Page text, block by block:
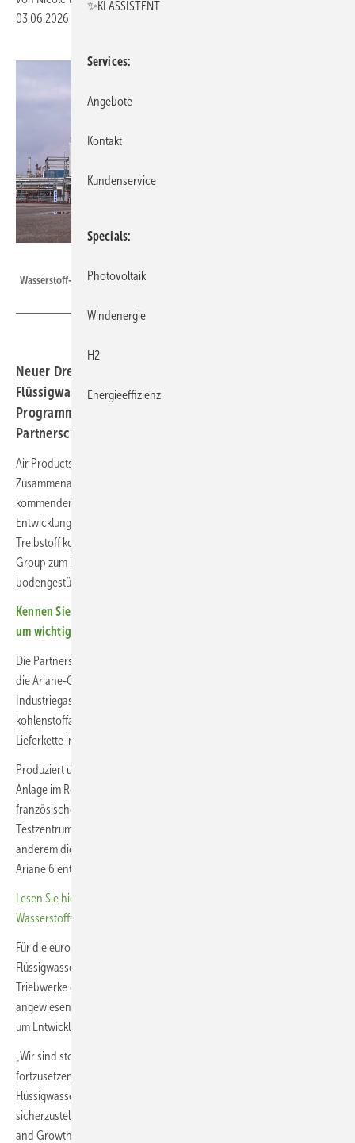
03.06.2026
Wasserstoff-Lieferant Air Products im Hafen von Rotterdam
Neuer Drei-Jahres-Vertrag bringt kohlenstoffarmen
Flüssigwasserstoff für Triebwerkstests der Ariane-6-
Programme – und setzt eine fast 30-jährige
Partnerschaft fort.
Air Products und die Ariane-Group bauen ihre langjährige
Zusammenarbeit aus: Der Industriegase-Spezialist liefert in den
kommenden drei Jahren kohlenstoffarmen Flüssigwasserstoff für die
Entwicklung und Erprobung europäischer Raketentriebwerke. Der
Treibstoff kommt bei Tests und Forschungsprojekten der Ariane-
Group zum Einsatz und soll den CO₂-Fußabdruck der
bodengestützten Raumfahrtaktivitäten senken.
Kennen Sie schon unseren Newsletter? Melden Sie sich gleich an,
um wichtige Branchennews schnell zu erfahren.
Die Partnerschaft hat Tradition. Bereits seit 1997 versorgt Air Products
die Ariane-Group mit flüssigem Wasserstoff und weiteren
Industriegasen für anspruchsvolle Testprogramme. Nun wird erstmals
kohlenstoffarmer Flüssigwasserstoff in größerem Umfang in die
Lieferkette integriert.
Produziert und verflüssigt wird der Wasserstoff in der Air-Products-
Anlage im Rotterdamer Hafen. Von dort gelangt er per Trailer zum
französischen Standort Vernon, einem zentralen Entwicklungs- und
Testzentrum für europäische Raketenantriebe. Dort werden unter
anderem die Triebwerke Vulcain 2.1 und Vinci für die Schwerlastrakete
Ariane 6 entwickelt und erprobt.
Lesen Sie hier, wie das Interesse an Leitungskapazitäten im
Wasserstoff-Bereich steigt
Für die europäische Raumfahrt ist eine zuverlässige Versorgung mit
Flüssigwasserstoff von strategischer Bedeutung. Die kryogenen
Triebwerke der Ariane-Raketen sind auf den Energieträger
angewiesen, gleichzeitig wächst der Druck, auch die Infrastruktur rund
um Entwicklung und Tests klimafreundlicher zu gestalten.
„Wir sind stolz darauf, unsere Partnerschaft mit der ArianeGroup
fortzusetzen und eine zuverlässige Versorgung mit kohlenstoffarmem
Flüssigwasserstoff für Europas Triebwerkstestprogramme
sicherzustellen“, erklärt Caroline Stancell, Vice President Marketing
and Growth Programmes Europe & Africa bei Air Products.
✨KI ASSISTENT
Services
Angebote
Kontakt
Kundenservice
Specials
Photovoltaik
Windenergie
H2
Energieeffizienz